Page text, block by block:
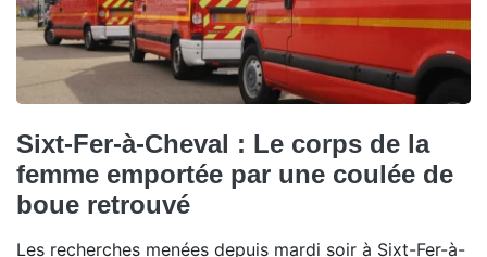
Sixt-Fer-à-Cheval : Le corps de la
femme emportée par une coulée de
boue retrouvé
Les recherches menées depuis mardi soir à Sixt-Fer-à-